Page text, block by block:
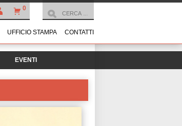
0
UFFICIO STAMPA CONTATTI
EVENTI